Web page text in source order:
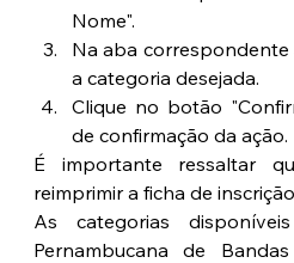
Nome".
Na aba correspondente
a categoria desejada.
Clique no botão
de confirmação da ação.
É importante ressaltar
reimprimir a ficha de
As categorias
Pernambucana de